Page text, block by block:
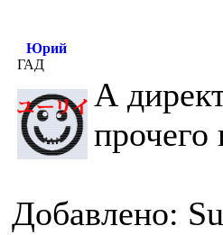
Юрий
ГАД
А
прочего
Добавлено: